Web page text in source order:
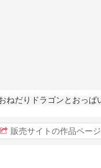
販売サイトの作品ページ